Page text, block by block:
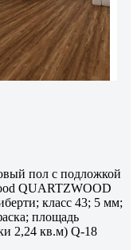
пол с подложкой
QUARTZWOOD
класс 43; 5 мм;
площадь
2,24 кв.м) Q-18